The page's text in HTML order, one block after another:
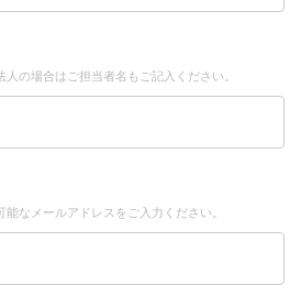
の場合はご担当者名もご記入ください。
なメールアドレスをご入力ください。